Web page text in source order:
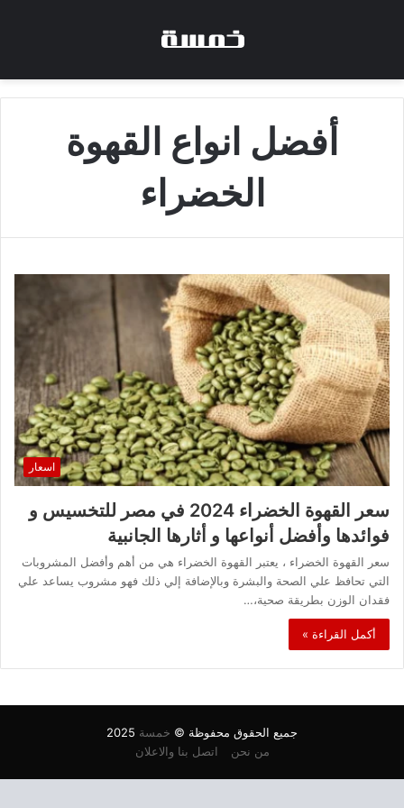
أفضل انواع القهوة
الخضراء
اسعار
سعر القهوة الخضراء 2024 في مصر للتخسيس و
فوائدها وأفضل أنواعها و أثارها الجانبية
سعر القهوة الخضراء ، يعتبر القهوة الخضراء هي من أهم وأفضل المشروبات
التي تحافظ علي الصحة والبشرة وبالإضافة إلي ذلك فهو مشروب يساعد علي
فقدان الوزن بطريقة صحية،…
أكمل القراءة »
جميع الحقوق محفوظة © خمسة
من نحن
اتصل بنا والاعلان